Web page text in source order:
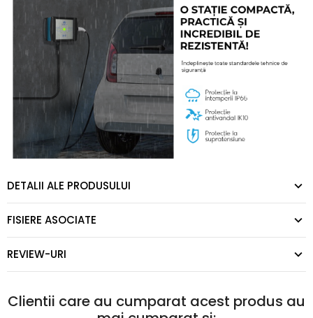
DETALII ALE PRODUSULUI
FISIERE ASOCIATE
REVIEW-URI
Clientii care au cumparat acest produs au